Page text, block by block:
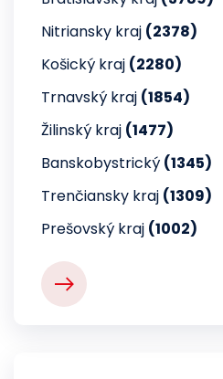
Nitriansky kraj (2378)
Košický kraj (2280)
Trnavský kraj (1854)
Žilinský kraj (1477)
Banskobystrický (1345)
Trenčiansky kraj (1309)
Prešovský kraj (1002)